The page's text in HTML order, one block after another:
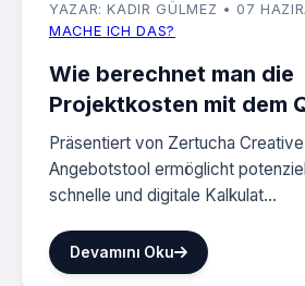
YAZAR: KADIR GÜLMEZ • 07
MACHE ICH DAS?
Wie berechnet man die
Projektkosten mit dem
Präsentiert von Zertucha
Angebotstool ermöglicht
schnelle und digitale Kalkulat...
Devamını Oku